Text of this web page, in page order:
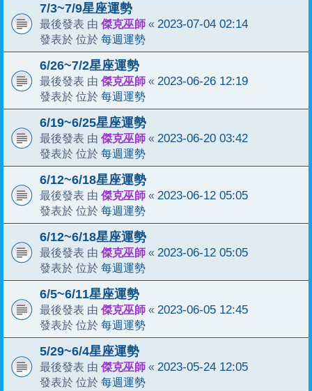
7/3~7/9星座運勢
最後發表 由 傑克巫師 « 2023-07-04 02:14
發表於 位於 每週運勢
6/26~7/2星座運勢
最後發表 由 傑克巫師 « 2023-06-26 12:19
發表於 位於 每週運勢
6/19~6/25星座運勢
最後發表 由 傑克巫師 « 2023-06-20 03:42
發表於 位於 每週運勢
6/12~6/18星座運勢
最後發表 由 傑克巫師 « 2023-06-12 05:05
發表於 位於 每週運勢
6/12~6/18星座運勢
最後發表 由 傑克巫師 « 2023-06-12 05:05
發表於 位於 每週運勢
6/5~6/11星座運勢
最後發表 由 傑克巫師 « 2023-06-05 12:45
發表於 位於 每週運勢
5/29~6/4星座運勢
最後發表 由 傑克巫師 « 2023-05-24 12:05
發表於 位於 每週運勢